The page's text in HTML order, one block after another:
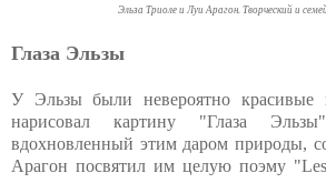
Эльза Триоле и Луи Арагон. Творческий и
Глаза Эльзы
У Эльзы были невероятно красивые
нарисовал картину "Глаза
вдохновленный этим даром природы,
Арагон посвятил им целую поэму